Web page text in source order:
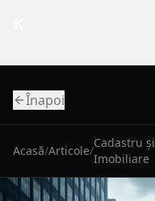
Înapoi
Acasă/Articole/
Cadastru și
Imobiliare